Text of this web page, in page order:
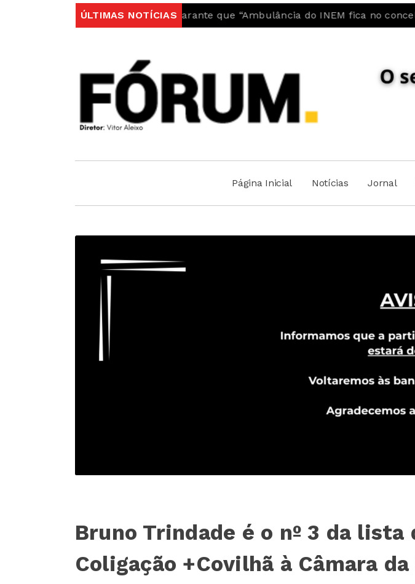
ÚLTIMAS NOTÍCIAS
Autarquia do Fundão garante que “Ambulância do INEM fica no concelho”
Página Inicial Notícias Jornal
Bruno Trindade é o nº 3 da lista
Coligação +Covilhã à Câmara